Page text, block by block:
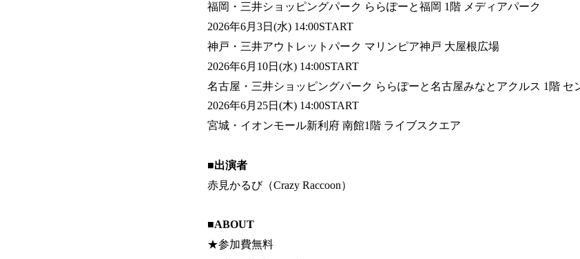
福岡・三井ショッピングパーク ららぽーと福岡 1階 メディアパーク
2026年6月3日(水) 14:00START
神戸・三井アウトレットパーク マリンピア神戸 大屋根広場
2026年6月10日(水) 14:00START
名古屋・三井ショッピングパーク ららぽーと名古屋みなとアクルス 1階 セ
2026年6月25日(木) 14:00START
宮城・イオンモール新利府 南館1階 ライブスクエア
■出演者
赤見かるび（Crazy Raccoon）
■ABOUT
★参加費無料